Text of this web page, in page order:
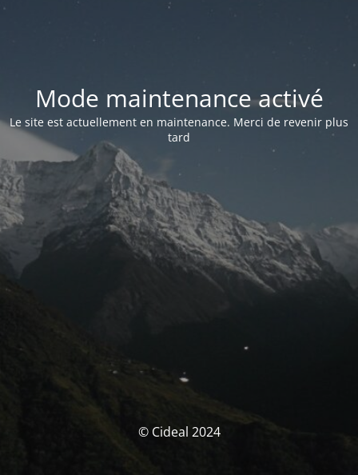
Mode maintenance activé
Le site est actuellement en maintenance. Merci de revenir plus
tard
© Cideal 2024